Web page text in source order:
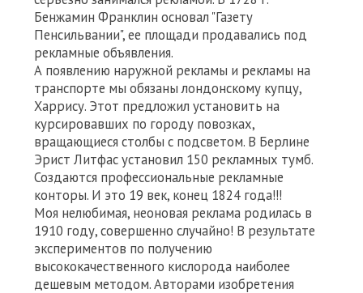
Бенжамин Франклин основал "Газету
Пенсильвании", ее площади продавались под
рекламные объявления.
А появлению наружной рекламы и рекламы на
транспорте мы обязаны лондонскому купцу,
Харрису. Этот предложил установить на
курсировавших по городу повозках,
вращающиеся столбы с подсветом. В Берлине
Эрист Литфас установил 150 рекламных тумб.
Создаются профессиональные рекламные
конторы. И это 19 век, конец 1824 года!!!
Моя нелюбимая, неоновая реклама родилась в
1910 году, совершенно случайно! В результате
экспериментов по получению
высококачественного кислорода наиболее
дешевым методом. Авторами изобретения